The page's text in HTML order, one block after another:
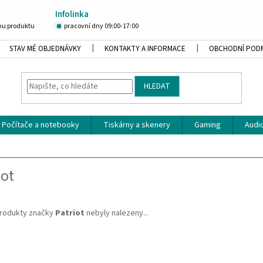
Infolinka
produktu pracovní dny 09:00-17:00
STAV MÉ OBJEDNÁVKY KONTAKTY A INFORMACE OBCHODNÍ
HLEDAT
Počítače a notebooky Tiskárny a skenery Gaming
značky Patriot nebyly nalezeny...